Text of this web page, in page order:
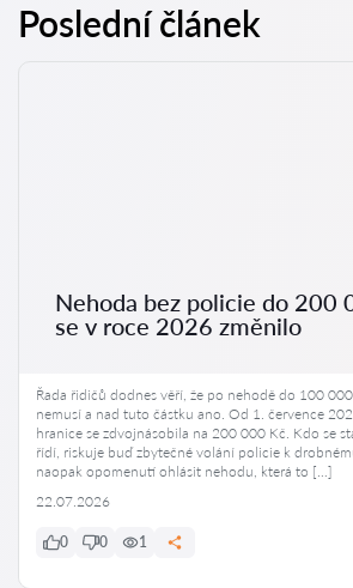
Poslední článek
Nehoda bez policie do 200
se v roce 2026 změnilo
Řada řidičů dodnes věří, že po nehodě do 100
nemusí a nad tuto částku ano. Od 1. července
hranice se zdvojnásobila na 200 000 Kč. Kdo se
řídí, riskuje buď zbytečné volání policie k
naopak opomenutí ohlásit nehodu, která to […]
22.07.2026
0 0 1